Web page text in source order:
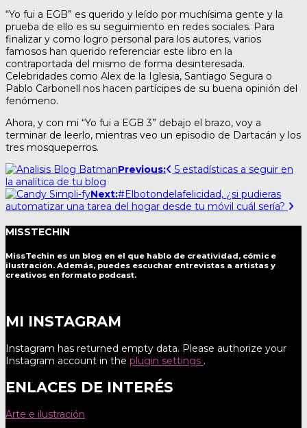
“Yo fui a EGB” es querido y leído por muchísima gente y la
prueba de ello es su seguimiento en redes sociales. Para
finalizar y como logro personal para los autores, varios
famosos han querido referenciar este libro en la
contraportada del mismo de forma desinteresada.
Celebridades como Alex de la Iglesia, Santiago Segura o
Pablo Carbonell nos hacen partícipes de su buena opinión del
fenómeno.
Ahora, y con mi “Yo fui a EGB 3” debajo el brazo, voy a
terminar de leerlo, mientras veo un episodio de Dartacán y los
tres mosqueperros.
Post
navigation
Previous:
5 estadísticas a seguir en
la analítica de tu blog
Next:#Elbotondelafelicidad, ¿si pudieras
automatizar una tarea del hogar desde tu móvil cuál sería?
MISSTECHIN
MissTechin es un blog en el que hablo de creatividad, cómic e
ilustración. Además, puedes escuchar entrevistas a artistas y
creativos en formato podcast.
MI INSTAGRAM
Instagram has returned empty data. Please authorize your
Instagram account in the plugin settings .
ENLACES DE INTERÉS
Arte e ilustración